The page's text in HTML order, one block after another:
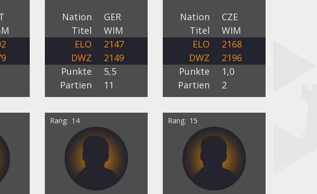
Nation
GER
Titel
WIM
ELO
2147
DWZ
2149
Punkte
5,5
Partien
11
Nation
CZE
Titel
WIM
ELO
2168
DWZ
2196
Punkte
1,0
Partien
2
Rang 14 Rang 15